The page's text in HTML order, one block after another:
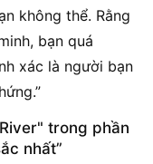
không thể. Rằng
bạn quá
xác là người bạn
trong phần
nhất”